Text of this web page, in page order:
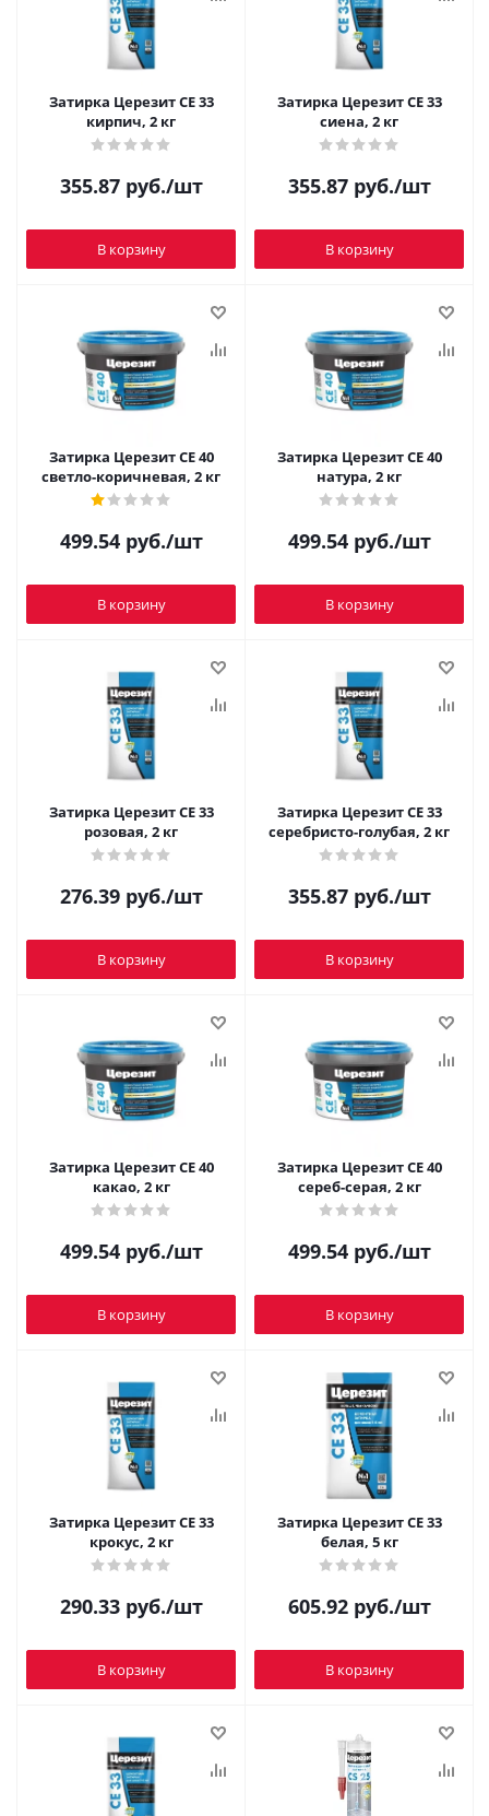
Затирка Церезит CE 33
кирпич, 2 кг
355.87руб./шт
В корзину
Затирка Церезит CE 33
сиена, 2 кг
355.87руб./шт
В корзину
Затирка Церезит CE 40
светло-коричневая, 2 кг
499.54руб./шт
В корзину
Затирка Церезит CE 40
натура, 2 кг
499.54руб./шт
В корзину
Затирка Церезит CE 33
розовая, 2 кг
276.39руб./шт
В корзину
Затирка Церезит CE 33
серебристо-голубая, 2 кг
355.87руб./шт
В корзину
Затирка Церезит CE 40
какао, 2 кг
499.54руб./шт
В корзину
Затирка Церезит CE 40
сереб-серая, 2 кг
499.54руб./шт
В корзину
Затирка Церезит CE 33
крокус, 2 кг
290.33руб./шт
В корзину
Затирка Церезит CE 33
белая, 5 кг
605.92руб./шт
В корзину